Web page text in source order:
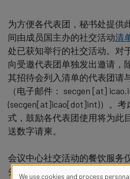
为方便各代表团，秘书处提供
间由成员国主办的社交活动清
处已获知举行的社交活动。对
向受邀代表团单独发出邀请，
其招待会列入清单的代表团请
（电子邮件： secgen [at]
(secgen[at]icao[dot]int)）。考
式，鼓励各代表团使用将为此
送数字请柬。
会议中心社交活动的餐饮服务
务供应商：La Petite Cloche和
We use cookies and process